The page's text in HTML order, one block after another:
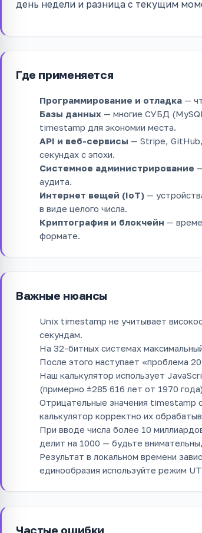
день недели и разница с текущим
Где применяется
Программирование и отладка —
Базы данных — многие СУБД
timestamp для экономии места.
API и веб-сервисы — Stripe,
секундах с эпохи.
Системное администрирование
аудита.
Интернет вещей (IoT) —
в виде целого числа.
Криптография и блокчейн —
формате.
Важные нюансы
Unix timestamp не учитывает
секундам.
На 32-битных системах
После этого наступает «проблема
Наш калькулятор использует
(примерно ±285 616 лет от 1970
Отрицательные значения timestamp
калькулятор корректно их
При вводе числа более 10
делит на 1000 — будьте
Результат в локальном времени
единообразия используйте режим
Частые ошибки